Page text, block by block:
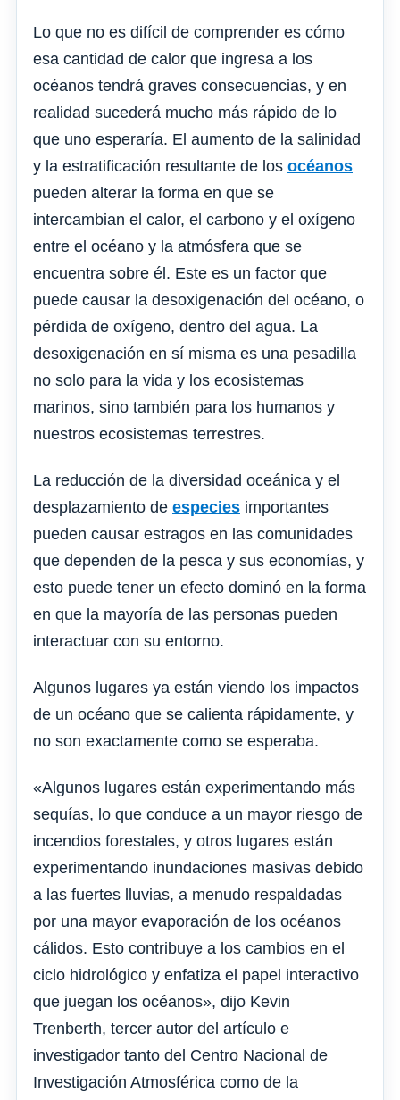
Lo que no es difícil de comprender es cómo
esa cantidad de calor que ingresa a los
océanos tendrá graves consecuencias, y en
realidad sucederá mucho más rápido de lo
que uno esperaría. El aumento de la salinidad
y la estratificación resultante de los océanos
pueden alterar la forma en que se
intercambian el calor, el carbono y el oxígeno
entre el océano y la atmósfera que se
encuentra sobre él. Este es un factor que
puede causar la desoxigenación del océano, o
pérdida de oxígeno, dentro del agua. La
desoxigenación en sí misma es una pesadilla
no solo para la vida y los ecosistemas
marinos, sino también para los humanos y
nuestros ecosistemas terrestres.
La reducción de la diversidad oceánica y el
desplazamiento de especies importantes
pueden causar estragos en las comunidades
que dependen de la pesca y sus economías, y
esto puede tener un efecto dominó en la forma
en que la mayoría de las personas pueden
interactuar con su entorno.
Algunos lugares ya están viendo los impactos
de un océano que se calienta rápidamente, y
no son exactamente como se esperaba.
«Algunos lugares están experimentando más
sequías, lo que conduce a un mayor riesgo de
incendios forestales, y otros lugares están
experimentando inundaciones masivas debido
a las fuertes lluvias, a menudo respaldadas
por una mayor evaporación de los océanos
cálidos. Esto contribuye a los cambios en el
ciclo hidrológico y enfatiza el papel interactivo
que juegan los océanos», dijo Kevin
Trenberth, tercer autor del artículo e
investigador tanto del Centro Nacional de
Investigación Atmosférica como de la